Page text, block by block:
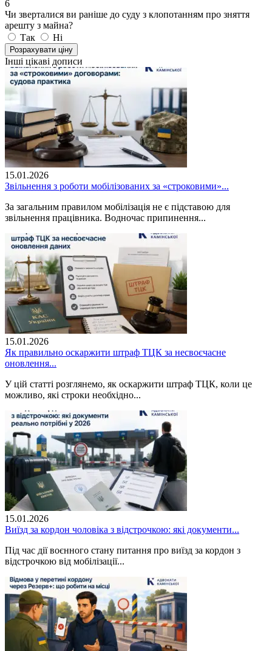
6
Чи зверталися ви раніше до суду з клопотанням про зняття
арешту з майна?
Так
Ні
Розрахувати ціну
Інші цікаві дописи
15.01.2026
Звільнення з роботи мобілізованих за «строковими»...
За загальним правилом мобілізація не є підставою для
звільнення працівника. Водночас припинення...
15.01.2026
Як правильно оскаржити штраф ТЦК за несвоєчасне
оновлення...
У цій статті розглянемо, як оскаржити штраф ТЦК, коли це
можливо, які строки необхідно...
15.01.2026
Виїзд за кордон чоловіка з відстрочкою: які документи...
Під час дії воєнного стану питання про виїзд за кордон з
відстрочкою від мобілізації...